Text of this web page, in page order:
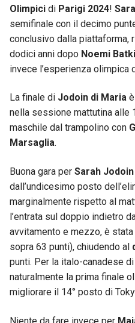
Olimpici di Parigi 2024!
semifinale con il decimo
conclusivo dalla piattaforma,
dodici anni dopo Noemi Batki
invece l’esperienza olimpica
La finale di Jodoin di Maria
nella sessione mattutina alle
maschile dal trampolino con
Marsaglia.
Buona gara per Sarah
dall’undicesimo posto
marginalmente rispetto al
l’entrata sul doppio indietro
avvitamento e mezzo, è
sopra 63 punti), chiudendo al
punti. Per la italo-canadese
naturalmente la prima finale
migliorare il 14° posto di